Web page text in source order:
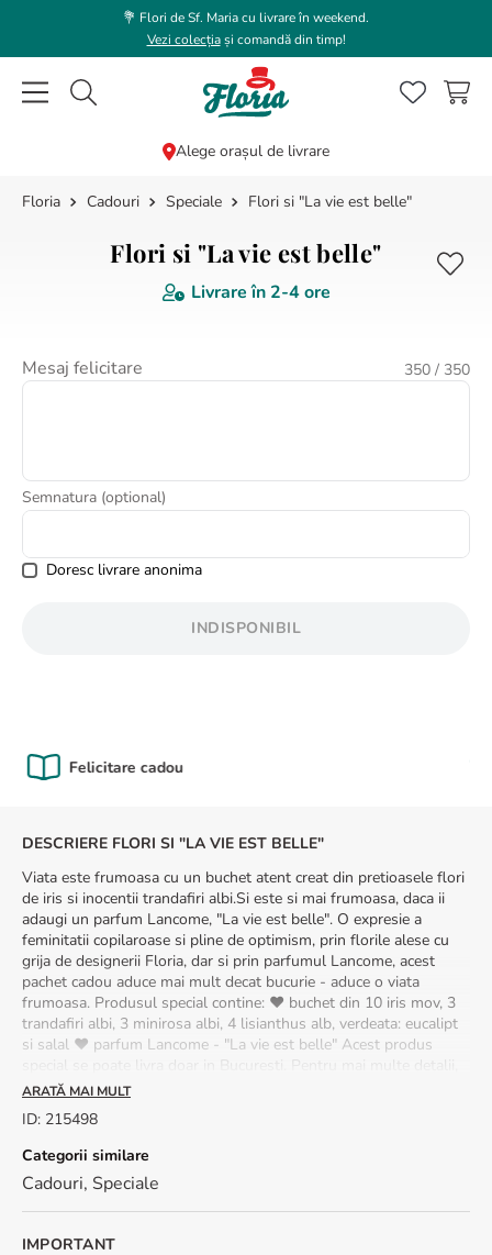
💐 Flori de Sf. Maria cu livrare în weekend.
Vezi colecțiași comandă din timp!
Caută flori, plante, cadouri...
Alege orașul de livrare
Cadouri Speciale Flori si "La vie est belle"
Flori si "La vie est belle"
Livrare în 2-4 ore
Mesaj felicitare 350 / 350
Semnatura (optional)
Doresc livrare anonima
INDISPONIBIL
DESCRIERE FLORI SI "LA VIE EST BELLE"
Viata este frumoasa cu un buchet atent creat din pretioasele flori
de iris si inocentii trandafiri albi.Si este si mai frumoasa, daca ii
adaugi un parfum Lancome, "La vie est belle". O expresie a
feminitatii copilaroase si pline de optimism, prin florile alese cu
grija de designerii Floria, dar si prin parfumul Lancome, acest
pachet cadou aduce mai mult decat bucurie - aduce o viata
frumoasa. Produsul special contine: ♥ buchet din 10 iris mov, 3
trandafiri albi, 3 minirosa albi, 4 lisianthus alb, verdeata: eucalipt
si salal ♥ parfum Lancome - "La vie est belle" Acest produs
special se poate livra doar in Bucuresti. Pentru mai multe detalii,
va rugam sa ne contactati telefonic la *9595 (mobil - tarif normal)
comenzi@floria.ro.
ARATĂ MAI MULT
ID: 215498
Categorii similare
Cadouri, Speciale
IMPORTANT
CĂUTĂRI POPULARE
5
8.
trandafiri albi
10